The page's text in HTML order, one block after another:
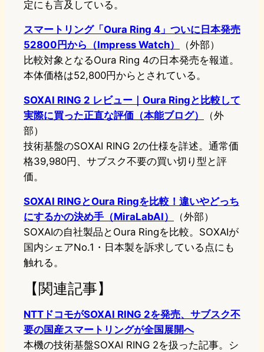
定にも言及している。
スマートリング「Oura Ring 4」ついに日本発売
52800円から（Impress Watch）
（外部）
比較対象となるOura Ring 4の日本発売を報道。
本体価格は52,800円からとされている。
SOXAI RING 2 レビュー｜Oura Ringと比較して
実際に買った正直な評価（本能ブログ）
（外
部）
技術基盤のSOXAI RING 2の仕様を詳述。通常価
格39,980円、サブスク不要の買い切り型と評
価。
SOXAI RINGとOura Ringを比較！違いやどっち
にするかの決め手（MiraLabAI）
（外部）
SOXAIの自社製品とOura Ringを比較。SOXAIが
国内シェアNo.1・日本製を訴求している点にも
触れる。
【関連記事】
NTTドコモがSOXAI RING 2を発売、サブスク不
要の国産スマートリングが全国展開へ
本機の技術基盤SOXAI RING 2を扱った記事。シ